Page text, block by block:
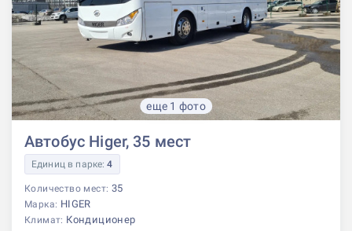
еще 1 фото
Автобус Higer, 35 мест
Единиц в парке:4
Количество мест: 35
Марка: HIGER
Климат: Кондиционер